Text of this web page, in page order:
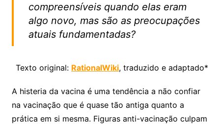
compreensíveis quando elas eram
algo novo, mas são as preocupações
atuais fundamentadas?
Texto original: RationalWiki, traduzido e adaptado*
A histeria da vacina é uma tendência a não confiar
na vacinação que é quase tão antiga quanto a
prática em si mesma. Figuras anti-vacinação culpam